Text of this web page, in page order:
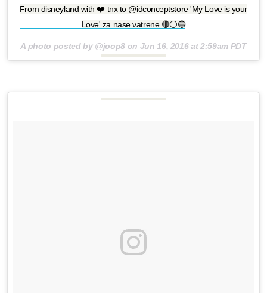
From disneyland with ❤️ tnx to @idconceptstore 'My Love is your
Love' za nase vatrene 🔴⚪️🔵
A photo posted by @joop8 on Jun 16, 2016 at 2:59am PDT